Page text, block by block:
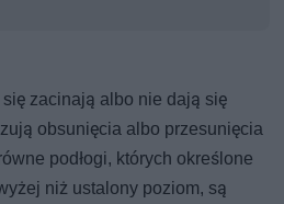
zacinają albo nie dają się
obsunięcia albo przesunięcia
podłogi, których określone
niż ustalony poziom, są